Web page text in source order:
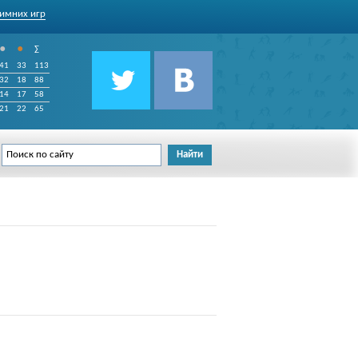
игр
• •
∑
41 33
113
32 18
88
14 17
58
21 22 65